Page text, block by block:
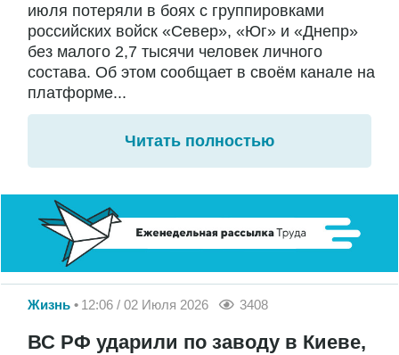
июля потеряли в боях с группировками
российских войск «Север», «Юг» и «Днепр»
без малого 2,7 тысячи человек личного
состава. Об этом сообщает в своём канале на
платформе...
Читать полностью
Жизнь 12:06 / 02 Июля 2026 3408
ВС РФ ударили по заводу в Киеве,